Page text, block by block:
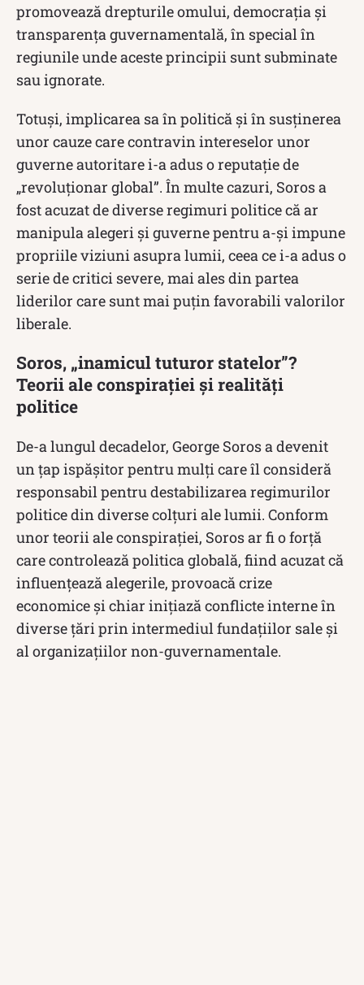
promovează drepturile omului, democrația și
transparența guvernamentală, în special în
regiunile unde aceste principii sunt subminate
sau ignorate.
Totuși, implicarea sa în politică și în susținerea
unor cauze care contravin intereselor unor
guverne autoritare i-a adus o reputație de
„revoluționar global”. În multe cazuri, Soros a
fost acuzat de diverse regimuri politice că ar
manipula alegeri și guverne pentru a-și impune
propriile viziuni asupra lumii, ceea ce i-a adus o
serie de critici severe, mai ales din partea
liderilor care sunt mai puțin favorabili valorilor
liberale.
Soros, „inamicul tuturor statelor”?
Teorii ale conspirației și realități
politice
De-a lungul decadelor, George Soros a devenit
un țap ispășitor pentru mulți care îl consideră
responsabil pentru destabilizarea regimurilor
politice din diverse colțuri ale lumii. Conform
unor teorii ale conspirației, Soros ar fi o forță
care controlează politica globală, fiind acuzat că
influențează alegerile, provoacă crize
economice și chiar inițiază conflicte interne în
diverse țări prin intermediul fundațiilor sale și
al organizațiilor non-guvernamentale.